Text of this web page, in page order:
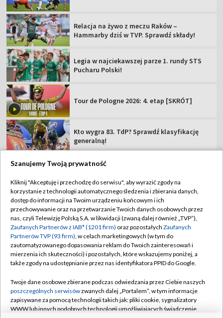
Relacja na żywo z meczu Raków –
Hammarby dziś w TVP. Sprawdź składy!
Legia w najciekawszej parze 1. rundy STS
Pucharu Polski!
Tour de Pologne 2026: 4. etap [SKRÓT]
Kto wygra 83. TdP? Sprawdź klasyfikację
generalną!
TVP
Abonament TVP
Sklep TVP
Biuro Reklamy
Oferta Handlowa
Emisja w TVP
Rada Programowa
Regulamin TVP
Polityka prywatności
Moje zgody
Biuro reklamy
Kanały
Szanujemy Twoją prywatność
Kliknij "Akceptuję i przechodzę do serwisu", aby wyrazić zgody na
korzystanie z technologii automatycznego śledzenia i zbierania danych,
dostęp do informacji na Twoim urządzeniu końcowym i ich
przechowywanie oraz na przetwarzanie Twoich danych osobowych przez
nas, czyli Telewizję Polską S.A. w likwidacji (zwaną dalej również „TVP”),
Zaufanych Partnerów z IAB* (1201 firm) oraz pozostałych Zaufanych
Partnerów TVP (93 firm), w celach marketingowych (w tym do
zautomatyzowanego dopasowania reklam do Twoich zainteresowań i
mierzenia ich skuteczności) i pozostałych, które wskazujemy poniżej, a
także zgody na udostępnianie przez nas identyfikatora PPID do Google.
Twoje dane osobowe zbierane podczas odwiedzania przez Ciebie naszych
poszczególnych serwisówzwanych dalej „Portalem”, w tym informacje
zapisywane za pomocą technologii takich jak: pliki cookie, sygnalizatory
WWW lub innych podobnych technologii umożliwiających świadczenie